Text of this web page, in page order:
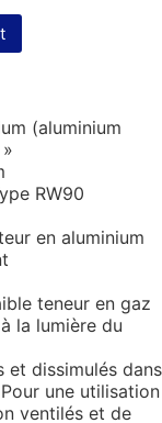
(aluminium
RW90
en aluminium
teneur en gaz
la lumière du
et dissimulés dans
une utilisation
ventilés et de